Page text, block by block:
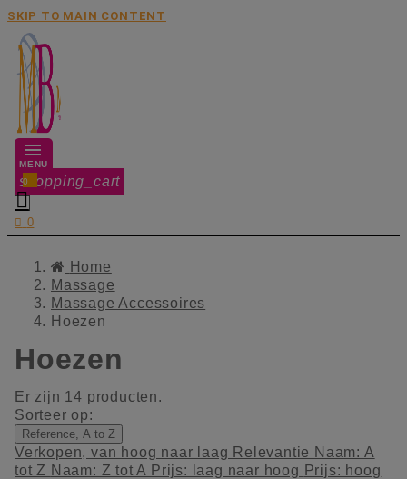
SKIP TO MAIN CONTENT
MENU
shopping_cart
0

 0
Home
Massage
Massage Accessoires
Hoezen
Hoezen
Er zijn 14 producten.
Sorteer op:
Reference, A to Z
Verkopen, van hoog naar laag Relevantie Naam: A
tot Z Naam: Z tot A Prijs: laag naar hoog Prijs: hoog